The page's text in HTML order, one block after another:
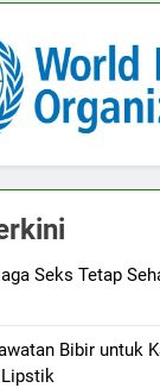
Seks Tetap
Bibir untuk